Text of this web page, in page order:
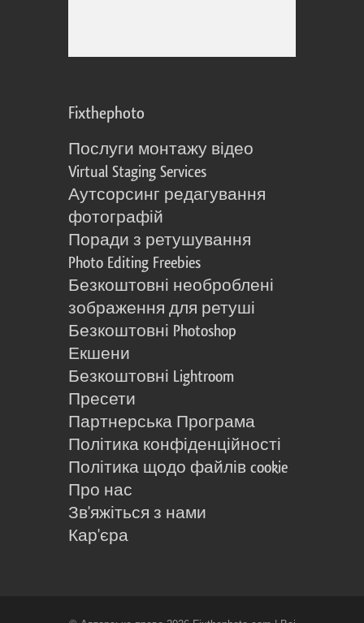
Fixthephoto
Послуги монтажу відео
Virtual Staging Services
Аутсорсинг редагування
фотографій
Поради з ретушування
Photo Editing Freebies
Безкоштовні необроблені
зображення для ретуші
Безкоштовні Photoshop
Екшени
Безкоштовні Lightroom
Пресети
Партнерська Програма
Політика конфіденційності
Політика щодо файлів cookie
Про нас
Зв'яжіться з нами
Кар'єра